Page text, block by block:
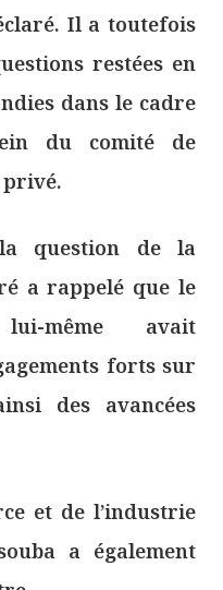
Il a toutefois
restées en
dans le cadre
du comité de
privé.
question de la
a rappelé que le
même avait
forts sur
des avancées
et de l’industrie
a également